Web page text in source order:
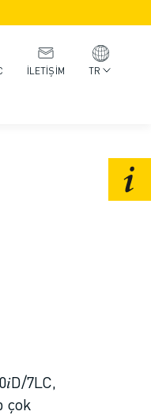
İLETIŞIM TR
7LC,
çok